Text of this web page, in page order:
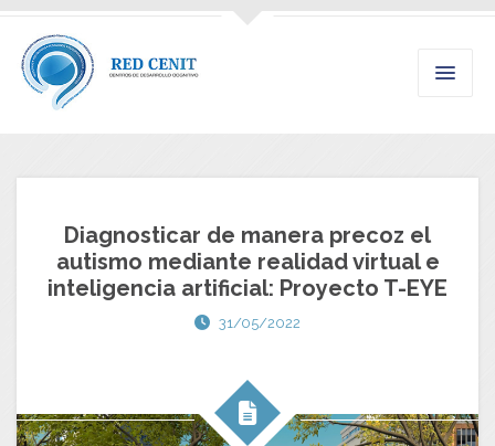
Diagnosticar de manera precoz el
autismo mediante realidad virtual e
inteligencia artificial: Proyecto T-EYE
31/05/2022